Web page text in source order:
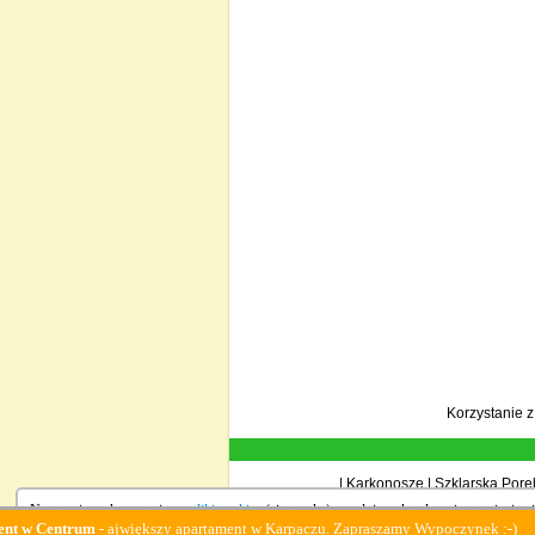
Korzystanie
|Karkonosze|Szklarska
Na stronie wykorzystujemypliki cookies(ciasteczka), zgodnie z aktualnymi
- ajwiększy apartament w Karpaczu. Zapraszamy Wypoczynek :-)